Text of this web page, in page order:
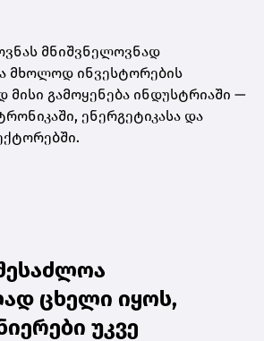
მნიშვნელოვნად
მხოლოდ ინვესტორების
მისი გამოყენება ინდუსტრიაში —
ენერგეტიკასა და
ცხელი იყოს,
უკვე